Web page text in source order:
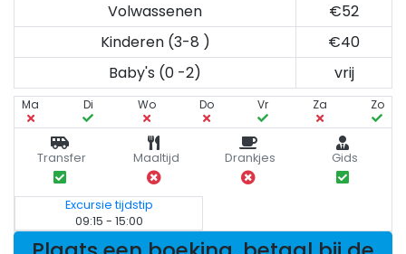
Volwassenen
€52
Kinderen (3-8 )
€40
Baby's (0 -2)
vrij
Ma Di Wo Do Vr Za Zo
Transfer Maaltijd Drankjes Gids
Excursie tijdstip
09:15 - 15:00